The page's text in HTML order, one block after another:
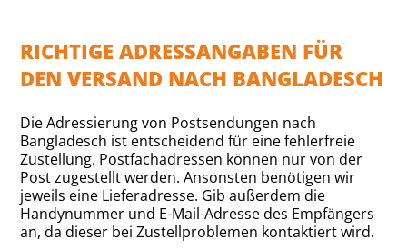
RICHTIGE ADRESSANGABEN FÜR
DEN VERSAND NACH BANGLADESCH
Die Adressierung von Postsendungen nach
Bangladesch ist entscheidend für eine fehlerfreie
Zustellung. Postfachadressen können nur von der
Post zugestellt werden. Ansonsten benötigen wir
jeweils eine Lieferadresse. Gib außerdem die
Handynummer und E-Mail-Adresse des Empfängers
an, da dieser bei Zustellproblemen kontaktiert wird.